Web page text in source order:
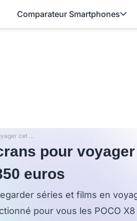
Comparateur Smartphones
Séries et films : les meilleurs écrans pour voyager cet été sans dépenser plus de 350 euros
pour voyager
euros
séries et films en
pour vous les POCO X8